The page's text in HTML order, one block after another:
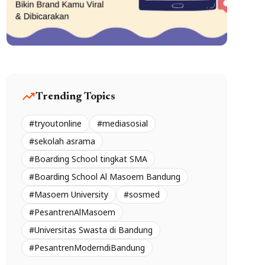
trending_upTrending Topics
#tryoutonline
#mediasosial
#sekolah asrama
#Boarding School tingkat SMA
#Boarding School Al Masoem Bandung
#Masoem University
#sosmed
#PesantrenAlMasoem
#Universitas Swasta di Bandung
#PesantrenModerndiBandung